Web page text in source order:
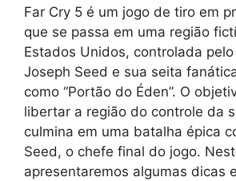
Far Cry 5 é um jogo de tiro em
que se passa em uma região
Estados Unidos, controlada
Joseph Seed e sua seita
como “Portão do Éden”. O
libertar a região do controle da
culmina em uma batalha épica
Seed, o chefe final do jogo.
apresentaremos algumas dicas